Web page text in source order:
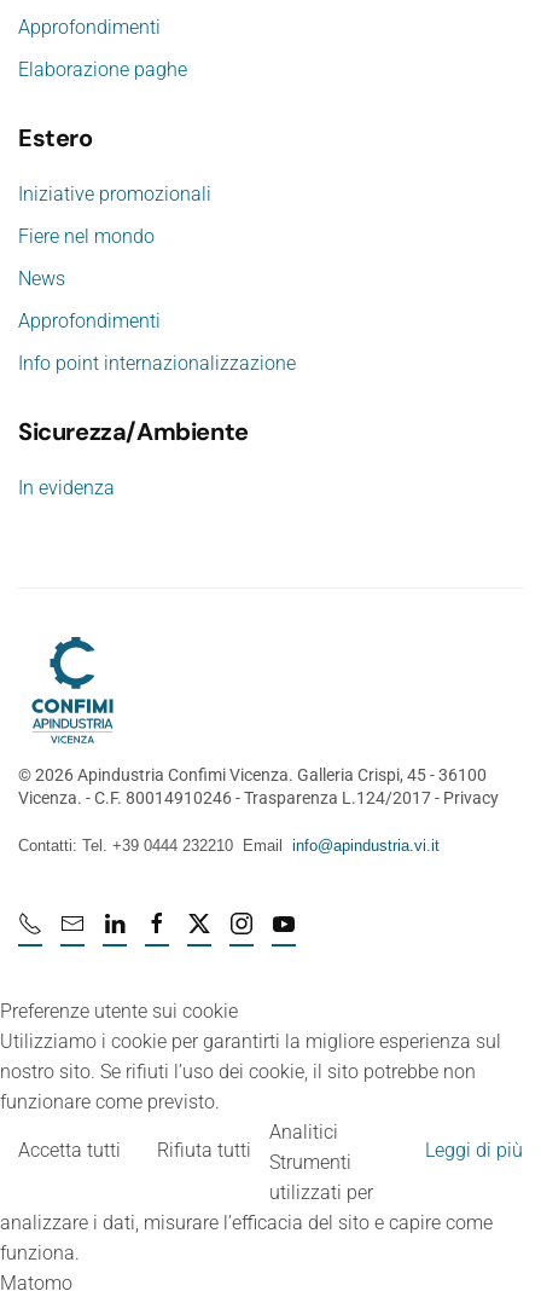
Approfondimenti
Elaborazione paghe
Estero
Iniziative promozionali
Fiere nel mondo
News
Approfondimenti
Info point internazionalizzazione
Sicurezza/Ambiente
In evidenza
©2026Apindustria Confimi Vicenza. Galleria Crispi, 45 - 36100
Vicenza. - C.F. 80014910246 -Trasparenza L.124/2017- Privacy
Contatti: Tel. +39 0444 232210 Email info@apindustria.vi.it
Preferenze utente sui cookie
Utilizziamo i cookie per garantirti la migliore esperienza sul
nostro sito. Se rifiuti l’uso dei cookie, il sito potrebbe non
funzionare come previsto.
Accetta tutti Rifiuta tutti Leggi di più
Analitici
Strumenti
utilizzati per
analizzare i dati, misurare l’efficacia del sito e capire come
funziona.
Matomo